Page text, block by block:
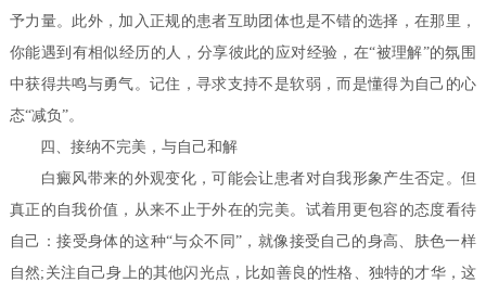
予力量。此外，加入正规的患者互助团体也是不错的选择，在那里，
你能遇到有相似经历的人，分享彼此的应对经验，在“被理解”的氛围
中获得共鸣与勇气。记住，寻求支持不是软弱，而是懂得为自己的心
态“减负”。
四、接纳不完美，与自己和解
白癜风带来的外观变化，可能会让患者对自我形象产生否定。但
真正的自我价值，从来不止于外在的完美。试着用更包容的态度看待
自己：接受身体的这种“与众不同”，就像接受自己的身高、肤色一样
自然;关注自己身上的其他闪光点，比如善良的性格、独特的才华，这